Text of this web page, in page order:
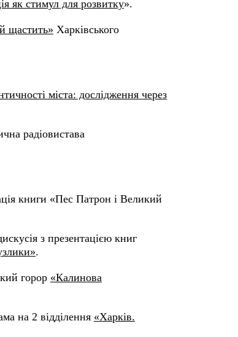
як стимул для розвитку».
щастить» Харківського
міста: дослідження через
радіовистава
книги «Пес Патрон і Великий
з презентацією книг
.
горор «Калинова
на 2 відділення «Харків.